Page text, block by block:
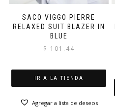
SACO VIGGO PIERRE
RELAXED SUIT BLAZER IN
BLUE
$ 101.44
IR A LA TIENDA
Agregar a lista de deseos